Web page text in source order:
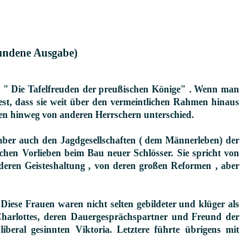
Ausgabe)
Tafelfreuden der preußischen Könige" . Wenn man
dass sie weit über den vermeintlichen Rahmen hinaus
hinweg von anderen Herrschern unterschied.
auch den Jagdgesellschaften ( dem Männerleben) der
Vorlieben beim Bau neuer Schlösser. Sie spricht von
Geisteshaltung , von deren großen Reformen , aber
Frauen waren nicht selten gebildeter und klüger als
deren Dauergesprächspartner und Freund der
gesinnten Viktoria. Letztere führte übrigens mit